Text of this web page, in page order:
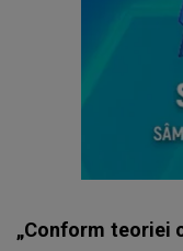
„Conform teoriei